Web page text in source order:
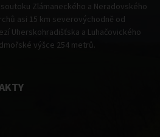
Zlámaneckého a Neradovského
asi 15 km severovýchodně od
Uherskohradišťska a Luhačovického
výšce 254 metrů.